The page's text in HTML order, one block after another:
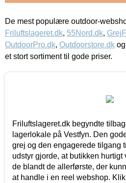
De mest populære outdoor-
Friluftslageret.dk, 55Nord.dk,
OutdoorPro.dk, Outdoorstore.dk og
et stort sortiment til gode priser.
Friluftslageret.dk begyndte
lagerlokale på Vestfyn. Den
grej og den engagerede tilgang
udstyr gjorde, at butikken hurtigt
de blandt de allerførste, der
at handle i en reel webshop.